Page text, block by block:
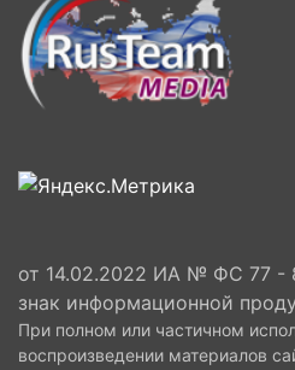
от 14.02.2022 ИА № ФС 77 -
знак информационной
При полном или частичном
воспроизведении материалов